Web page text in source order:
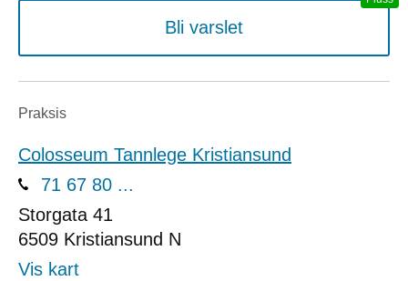
Bli varslet
Praksis
Colosseum Tannlege Kristiansund
71 67 80 ...
Storgata 41
6509 Kristiansund N
Vis kart